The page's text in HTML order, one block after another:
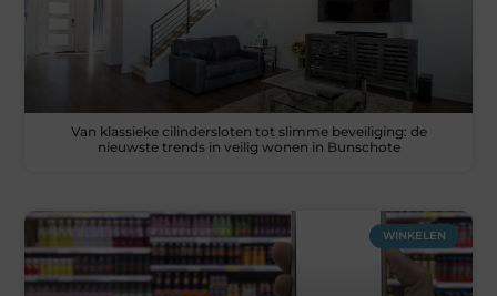
Van klassieke cilindersloten tot slimme beveiliging: de
nieuwste trends in veilig wonen in Bunschote
WINKELEN